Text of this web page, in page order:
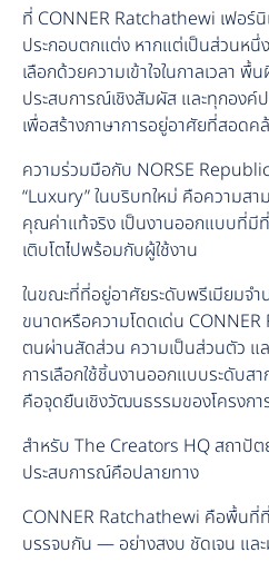
ที่ CONNER Ratchathewi เฟอร์นิ
ประกอบตกแต่ง หากแต่เป็นส่วนห
เลือกด้วยความเข้าใจในกาลเวลา
ประสบการณ์เชิงสัมผัส และทุกองค์
เพื่อสร้างภาษาการอยู่อาศัยที่สอดค
ความร่วมมือกับ NORSE
“Luxury” ในบริบทใหม่ คือความส
คุณค่าแท้จริง เป็นงานออกแบบที่มีที่
เติบโตไปพร้อมกับผู้ใช้งาน
ในขณะที่ที่อยู่อาศัยระดับพรีเมียมจ
ขนาดหรือความโดดเด่น
ตนผ่านสัดส่วน ความเป็นส่วนตัว แล
การเลือกใช้ชิ้นงานออกแบบระดับส
คือจุดยืนเชิงวัฒนธรรมของโครงกา
สำหรับ The Creators HQ สถาปั
ประสบการณ์คือปลายทาง
CONNER Ratchathewi คือพื้นที่
บรรจบกัน — อย่างสงบ ชัดเจน แล